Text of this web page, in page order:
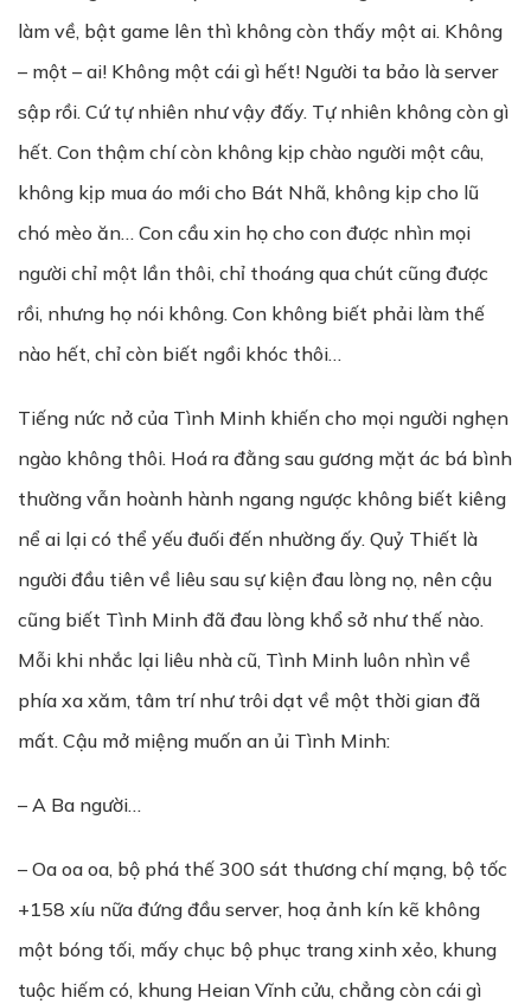
làm về, bật game lên thì không còn thấy một ai. Không
– một – ai! Không một cái gì hết! Người ta bảo là server
sập rồi. Cứ tự nhiên như vậy đấy. Tự nhiên không còn gì
hết. Con thậm chí còn không kịp chào người một câu,
không kịp mua áo mới cho Bát Nhã, không kịp cho lũ
chó mèo ăn… Con cầu xin họ cho con được nhìn mọi
người chỉ một lần thôi, chỉ thoáng qua chút cũng được
rồi, nhưng họ nói không. Con không biết phải làm thế
nào hết, chỉ còn biết ngồi khóc thôi…
Tiếng nức nở của Tình Minh khiến cho mọi người nghẹn
ngào không thôi. Hoá ra đằng sau gương mặt ác bá bình
thường vẫn hoành hành ngang ngược không biết kiêng
nể ai lại có thể yếu đuối đến nhường ấy. Quỷ Thiết là
người đầu tiên về liêu sau sự kiện đau lòng nọ, nên cậu
cũng biết Tình Minh đã đau lòng khổ sở như thế nào.
Mỗi khi nhắc lại liêu nhà cũ, Tình Minh luôn nhìn về
phía xa xăm, tâm trí như trôi dạt về một thời gian đã
mất. Cậu mở miệng muốn an ủi Tình Minh:
– A Ba người…
– Oa oa oa, bộ phá thế 300 sát thương chí mạng, bộ tốc
+158 xíu nữa đứng đầu server, hoạ ảnh kín kẽ không
một bóng tối, mấy chục bộ phục trang xinh xẻo, khung
tuộc hiếm có, khung Heian Vĩnh cửu, chẳng còn cái gì